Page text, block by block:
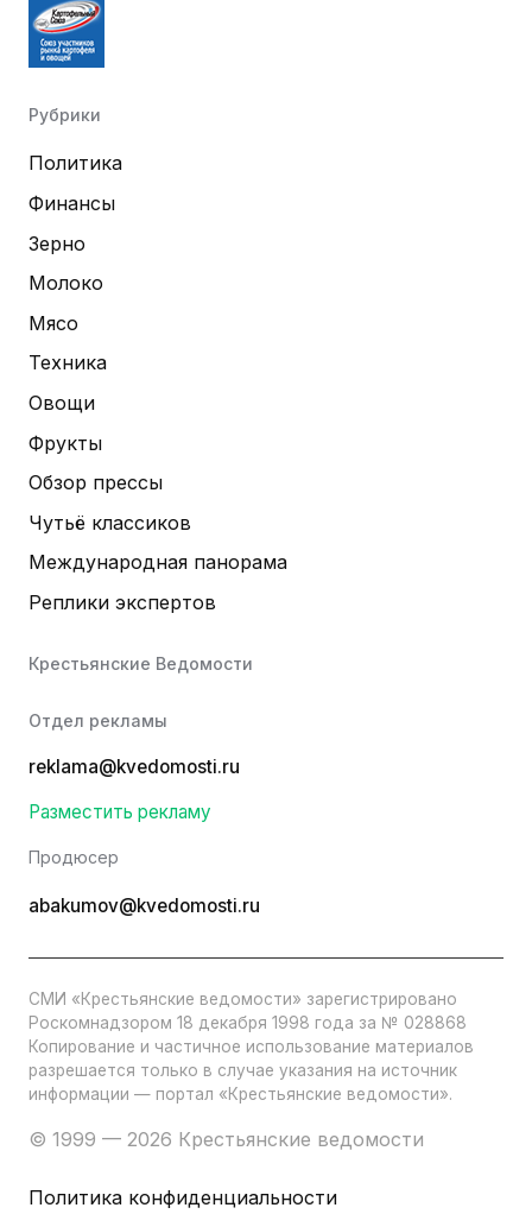
Рубрики
Политика
Финансы
Зерно
Молоко
Мясо
Техника
Овощи
Фрукты
Обзор прессы
Чутьё классиков
Международная панорама
Реплики экспертов
Крестьянские Ведомости
Отдел рекламы
reklama@kvedomosti.ru
Разместить рекламу
Продюсер
abakumov@kvedomosti.ru
СМИ «Крестьянские ведомости» зарегистрировано
Роскомнадзором 18 декабря 1998 года за № 028868
Копирование и частичное использование материалов
разрешается только в случае указания на источник
информации — портал «Крестьянские ведомости».
© 1999 — 2026 Крестьянские ведомости
Политика конфиденциальности